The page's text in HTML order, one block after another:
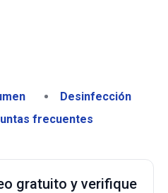
Desinfección
frecuentes
gratuito y verifique